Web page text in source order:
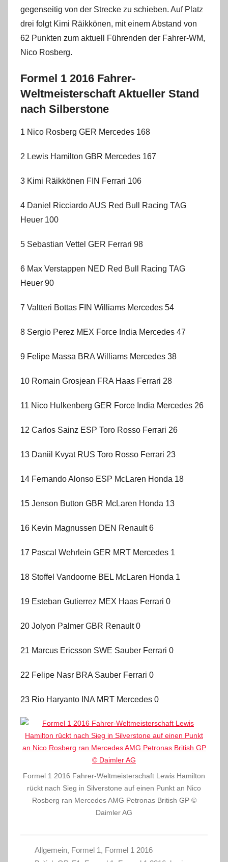
gegenseitig von der Strecke zu schieben. Auf Platz
drei folgt Kimi Räikkönen, mit einem Abstand von
62 Punkten zum aktuell Führenden der Fahrer-WM,
Nico Rosberg.
Formel 1 2016 Fahrer-
Weltmeisterschaft Aktueller Stand
nach Silberstone
1 Nico Rosberg GER Mercedes 168
2 Lewis Hamilton GBR Mercedes 167
3 Kimi Räikkönen FIN Ferrari 106
4 Daniel Ricciardo AUS Red Bull Racing TAG
Heuer 100
5 Sebastian Vettel GER Ferrari 98
6 Max Verstappen NED Red Bull Racing TAG
Heuer 90
7 Valtteri Bottas FIN Williams Mercedes 54
8 Sergio Perez MEX Force India Mercedes 47
9 Felipe Massa BRA Williams Mercedes 38
10 Romain Grosjean FRA Haas Ferrari 28
11 Nico Hulkenberg GER Force India Mercedes 26
12 Carlos Sainz ESP Toro Rosso Ferrari 26
13 Daniil Kvyat RUS Toro Rosso Ferrari 23
14 Fernando Alonso ESP McLaren Honda 18
15 Jenson Button GBR McLaren Honda 13
16 Kevin Magnussen DEN Renault 6
17 Pascal Wehrlein GER MRT Mercedes 1
18 Stoffel Vandoorne BEL McLaren Honda 1
19 Esteban Gutierrez MEX Haas Ferrari 0
20 Jolyon Palmer GBR Renault 0
21 Marcus Ericsson SWE Sauber Ferrari 0
22 Felipe Nasr BRA Sauber Ferrari 0
23 Rio Haryanto INA MRT Mercedes 0
Formel 1 2016 Fahrer-Weltmeisterschaft Lewis Hamilton
rückt nach Sieg in Silverstone auf einen Punkt an Nico
Rosberg ran Mercedes AMG Petronas British GP ©
Daimler AG
Allgemein, Formel 1, Formel 1 2016